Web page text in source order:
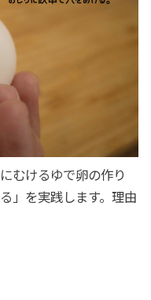
むけるゆで卵の作り
」を実践します。理由